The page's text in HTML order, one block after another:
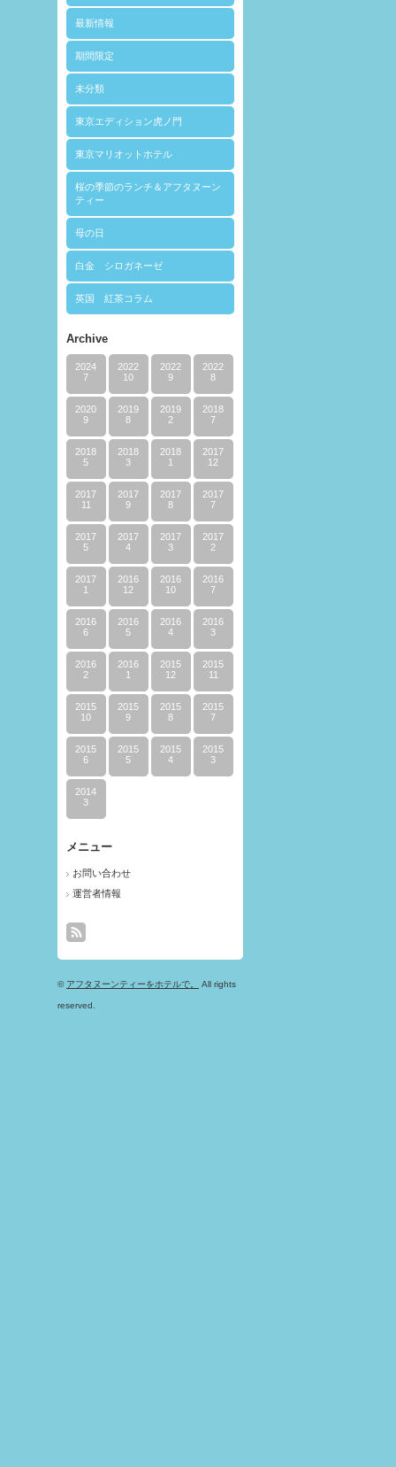
最新情報
期間限定
未分類
東京エディション虎ノ門
東京マリオットホテル
桜の季節のランチ＆アフタヌーン
ティー
母の日
白金 シロガネーゼ
英国 紅茶コラム
Archive
2024
7
2022
10
2022
9
2022
8
2020
9
2019
8
2019
2
2018
7
2018
5
2018
3
2018
1
2017
12
2017
11
2017
9
2017
8
2017
7
2017
5
2017
4
2017
3
2017
2
2017
1
2016
12
2016
10
2016
7
2016
6
2016
5
2016
4
2016
3
2016
2
2016
1
2015
12
2015
11
2015
10
2015
9
2015
8
2015
7
2015
6
2015
5
2015
4
2015
3
2014
3
メニュー
お問い合わせ
運営者情報
© アフタヌーンティーをホテルで。 All rights
reserved.